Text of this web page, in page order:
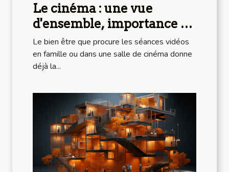
Le cinéma : une vue
d'ensemble, importance et
avantage
Le bien être que procure les séances vidéos
en famille ou dans une salle de cinéma donne
déjà la...